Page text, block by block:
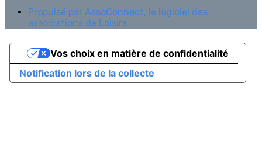
Propulsé par AssoConnect, le logiciel des
associations de Loisirs
Notification lors de la collecte
Vos choix en matière de confidentialité